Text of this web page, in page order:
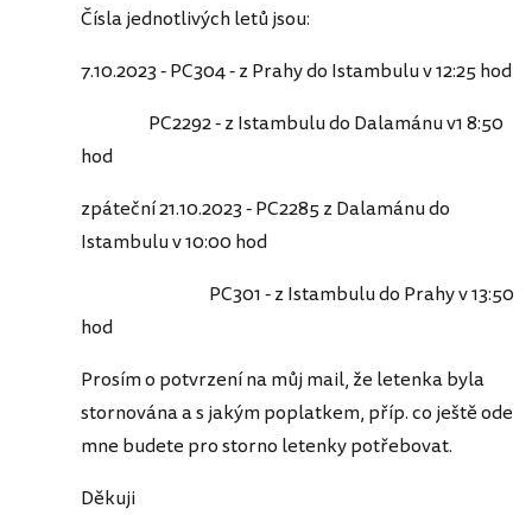
Čísla jednotlivých letů jsou:
7.10.2023 - PC304 - z Prahy do Istambulu v 12:25 hod
PC2292 - z Istambulu do Dalamánu v1 8:50
hod
zpáteční 21.10.2023 - PC2285 z Dalamánu do
Istambulu v 10:00 hod
PC301 - z Istambulu do Prahy v 13:50
hod
Prosím o potvrzení na můj mail, že letenka byla
stornována a s jakým poplatkem, příp. co ještě ode
mne budete pro storno letenky potřebovat.
Děkuji